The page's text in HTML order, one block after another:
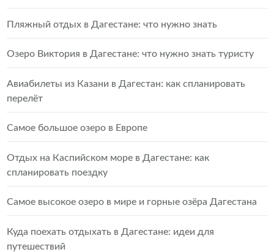
Пляжный отдых в Дагестане: что нужно знать
Озеро Виктория в Дагестане: что нужно знать туристу
Авиабилеты из Казани в Дагестан: как спланировать
перелёт
Самое большое озеро в Европе
Отдых на Каспийском море в Дагестане: как
спланировать поездку
Самое высокое озеро в мире и горные озёра Дагестана
Куда поехать отдыхать в Дагестане: идеи для
путешествий